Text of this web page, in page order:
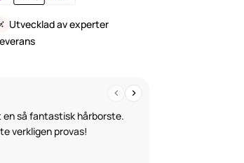
Utvecklad av experter
en så fantastisk hårborste.
verkligen provas!